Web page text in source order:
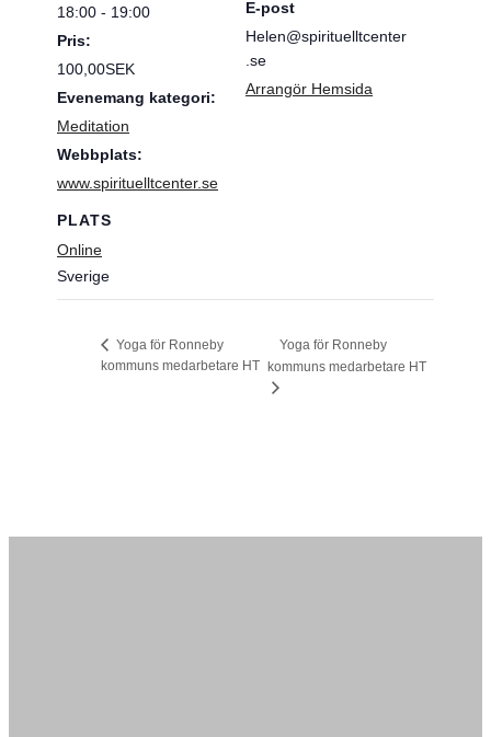
18:00 - 19:00
Pris:
100,00SEK
Evenemang kategori:
Meditation
Webbplats:
www.spirituelltcenter.se
PLATS
Online
Sverige
E-post
Helen@spirituelltcenter
.se
Arrangör Hemsida
Yoga för Ronneby
kommuns medarbetare HT
Yoga för Ronneby
kommuns medarbetare HT